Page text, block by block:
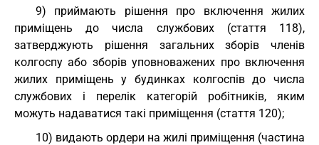
9) приймають рішення про включення жилих
приміщень до числа службових (стаття 118),
затверджують рішення загальних зборів членів
колгоспу або зборів уповноважених про включення
жилих приміщень у будинках колгоспів до числа
службових і перелік категорій робітників, яким
можуть надаватися такі приміщення (стаття 120);
10) видають ордери на жилі приміщення (частина